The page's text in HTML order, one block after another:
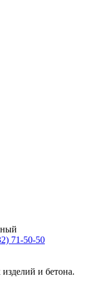
71-50-50
и бетона.